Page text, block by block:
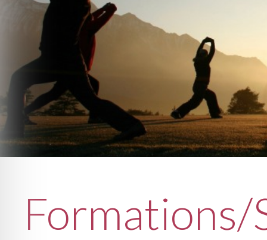
Formations/